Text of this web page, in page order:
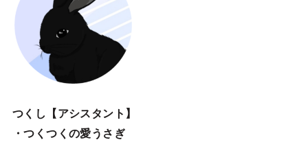
つくし【アシスタント】
・つくつくの愛うさぎ